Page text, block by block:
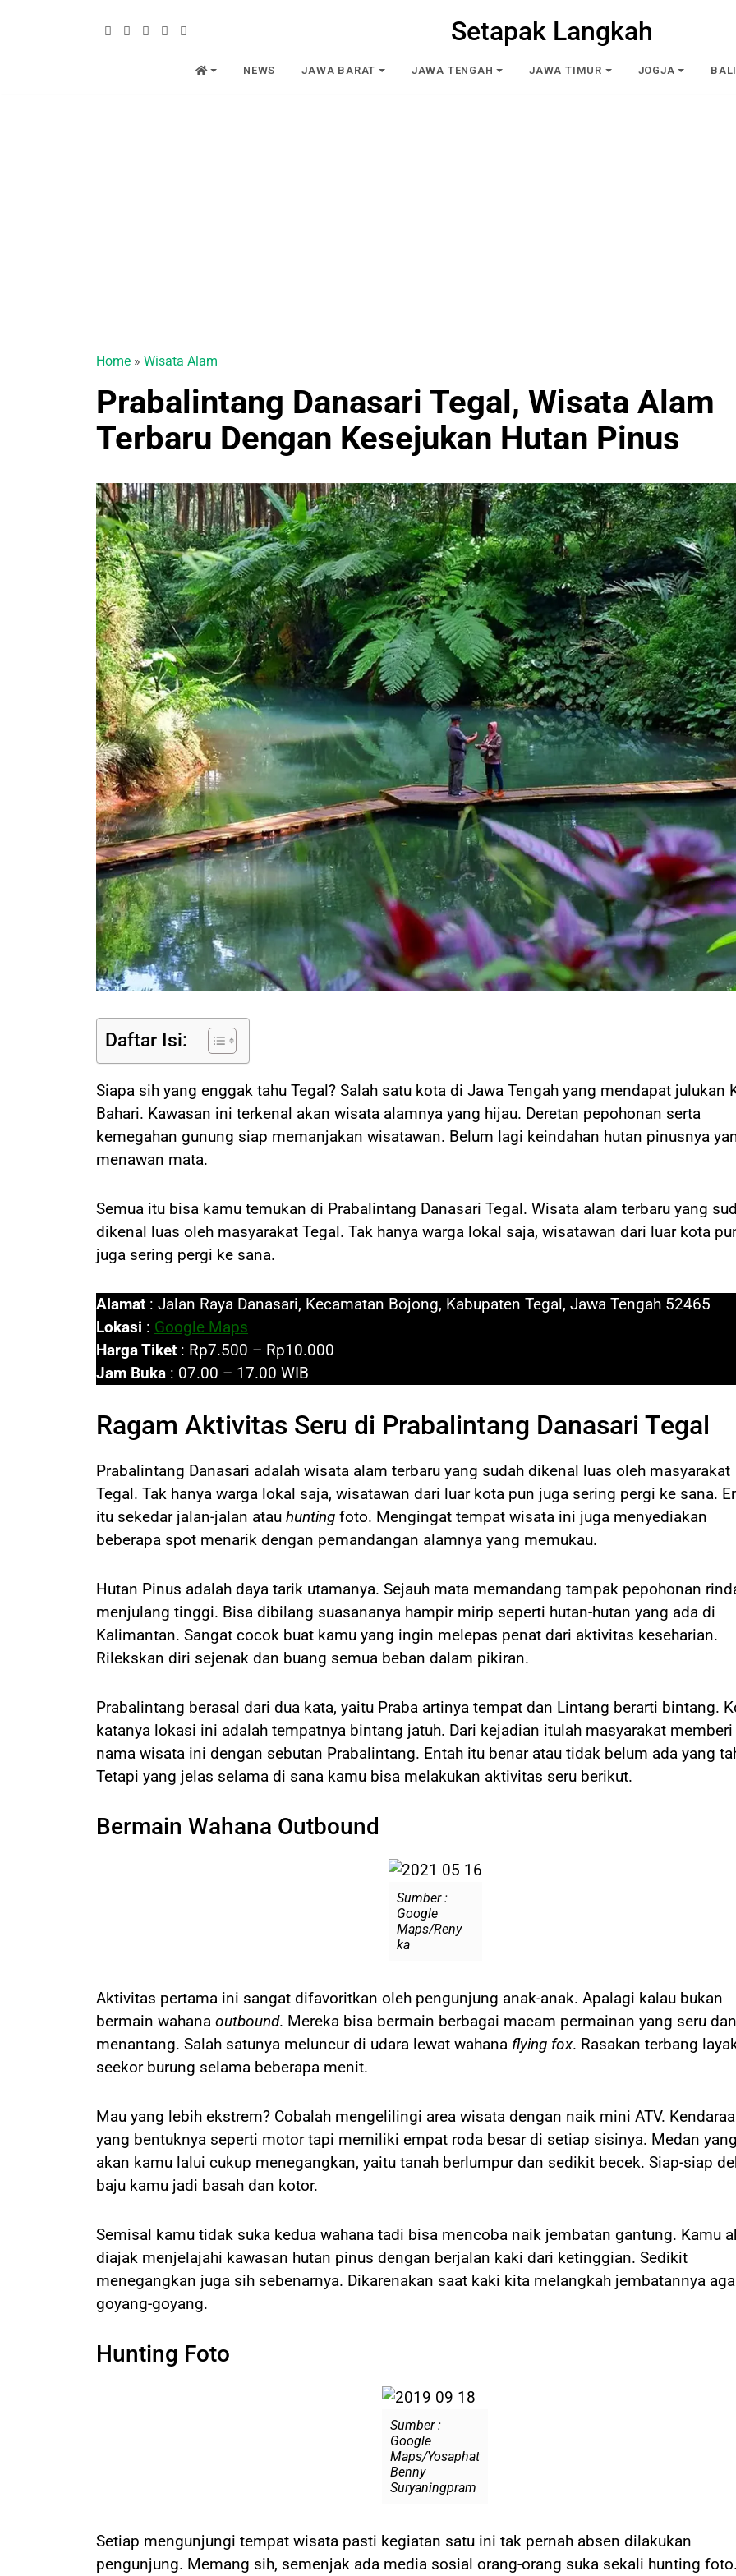
Setapak Langkah
NEWS JAWA BARAT JAWA TENGAH JAWA TIMUR JOGJA BALI
Home » Wisata Alam
Prabalintang Danasari Tegal, Wisata Alam
Terbaru Dengan Kesejukan Hutan Pinus
Daftar Isi:
Siapa sih yang enggak tahu Tegal? Salah satu kota di Jawa Tengah yang mendapat julukan
Bahari. Kawasan ini terkenal akan wisata alamnya yang hijau. Deretan pepohonan serta
kemegahan gunung siap memanjakan wisatawan. Belum lagi keindahan hutan pinusnya
menawan mata.
Semua itu bisa kamu temukan di Prabalintang Danasari Tegal. Wisata alam terbaru yang
dikenal luas oleh masyarakat Tegal. Tak hanya warga lokal saja, wisatawan dari luar kota
juga sering pergi ke sana.
Alamat : Jalan Raya Danasari, Kecamatan Bojong, Kabupaten Tegal, Jawa Tengah 52465
Lokasi : Google Maps
Harga Tiket : Rp7.500 – Rp10.000
Jam Buka : 07.00 – 17.00 WIB
Ragam Aktivitas Seru di Prabalintang Danasari Tegal
Prabalintang Danasari adalah wisata alam terbaru yang sudah dikenal luas oleh masyarakat
Tegal. Tak hanya warga lokal saja, wisatawan dari luar kota pun juga sering pergi ke sana.
itu sekedar jalan-jalan atau hunting foto. Mengingat tempat wisata ini juga menyediakan
beberapa spot menarik dengan pemandangan alamnya yang memukau.
Hutan Pinus adalah daya tarik utamanya. Sejauh mata memandang tampak pepohonan
menjulang tinggi. Bisa dibilang suasananya hampir mirip seperti hutan-hutan yang ada di
Kalimantan. Sangat cocok buat kamu yang ingin melepas penat dari aktivitas keseharian.
Rilekskan diri sejenak dan buang semua beban dalam pikiran.
Prabalintang berasal dari dua kata, yaitu Praba artinya tempat dan Lintang berarti bintang.
katanya lokasi ini adalah tempatnya bintang jatuh. Dari kejadian itulah masyarakat memberi
nama wisata ini dengan sebutan Prabalintang. Entah itu benar atau tidak belum ada yang
Tetapi yang jelas selama di sana kamu bisa melakukan aktivitas seru berikut.
Bermain Wahana Outbound
Sumber :
Google
Maps/Reny
ka
Aktivitas pertama ini sangat difavoritkan oleh pengunjung anak-anak. Apalagi kalau bukan
bermain wahana outbound. Mereka bisa bermain berbagai macam permainan yang seru dan
menantang. Salah satunya meluncur di udara lewat wahana flying fox. Rasakan terbang
seekor burung selama beberapa menit.
Mau yang lebih ekstrem? Cobalah mengelilingi area wisata dengan naik mini ATV.
yang bentuknya seperti motor tapi memiliki empat roda besar di setiap sisinya. Medan yang
akan kamu lalui cukup menegangkan, yaitu tanah berlumpur dan sedikit becek. Siap-siap
baju kamu jadi basah dan kotor.
Semisal kamu tidak suka kedua wahana tadi bisa mencoba naik jembatan gantung. Kamu
diajak menjelajahi kawasan hutan pinus dengan berjalan kaki dari ketinggian. Sedikit
menegangkan juga sih sebenarnya. Dikarenakan saat kaki kita melangkah jembatannya
goyang-goyang.
Hunting Foto
Sumber :
Google
Maps/Yosaphat
Benny
Suryaningpram
Setiap mengunjungi tempat wisata pasti kegiatan satu ini tak pernah absen dilakukan
pengunjung. Memang sih, semenjak ada media sosial orang-orang suka sekali hunting foto.